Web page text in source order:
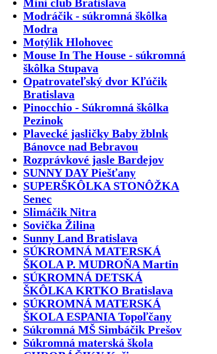
Mini club Bratislava
Modráčik - súkromná škôlka
Modra
Motýlik Hlohovec
Mouse In The House - súkromná
škôlka Stupava
Opatrovateľský dvor Kľúčik
Bratislava
Pinocchio - Súkromná škôlka
Pezinok
Plavecké jasličky Baby žblnk
Bánovce nad Bebravou
Rozprávkové jasle Bardejov
SUNNY DAY Piešťany
SUPERŠKÔLKA STONÔŽKA
Senec
Slimáčik Nitra
Sovička Žilina
Sunny Land Bratislava
SÚKROMNÁ MATERSKÁ
ŠKOLA P. MUDROŇA Martin
SÚKROMNÁ DETSKÁ
ŠKÔLKA KRTKO Bratislava
SÚKROMNÁ MATERSKÁ
ŠKOLA ESPANIA Topoľčany
Súkromná MŠ Simbáčik Prešov
Súkromná materská škola